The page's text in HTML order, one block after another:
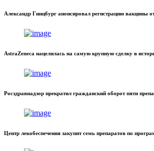
Александр Гинцбург анонсировал регистрацию вакцины
AstraZeneca нацелилась на самую крупную сделку в
Росздравнадзор прекратил гражданский оборот пяти
Центр лекобеспечения закупит семь препаратов по